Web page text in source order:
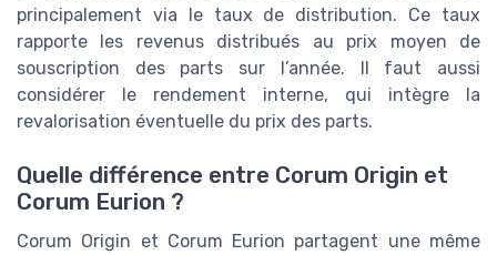
principalement via le taux de distribution. Ce taux
rapporte les revenus distribués au prix moyen de
souscription des parts sur l’année. Il faut aussi
considérer le rendement interne, qui intègre la
revalorisation éventuelle du prix des parts.
Quelle différence entre Corum Origin et
Corum Eurion ?
Corum Origin et Corum Eurion partagent une même